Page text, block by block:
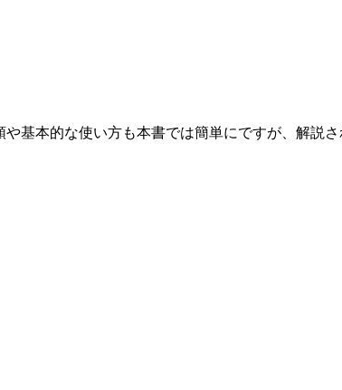
基本的な使い方も本書では簡単にですが、解説